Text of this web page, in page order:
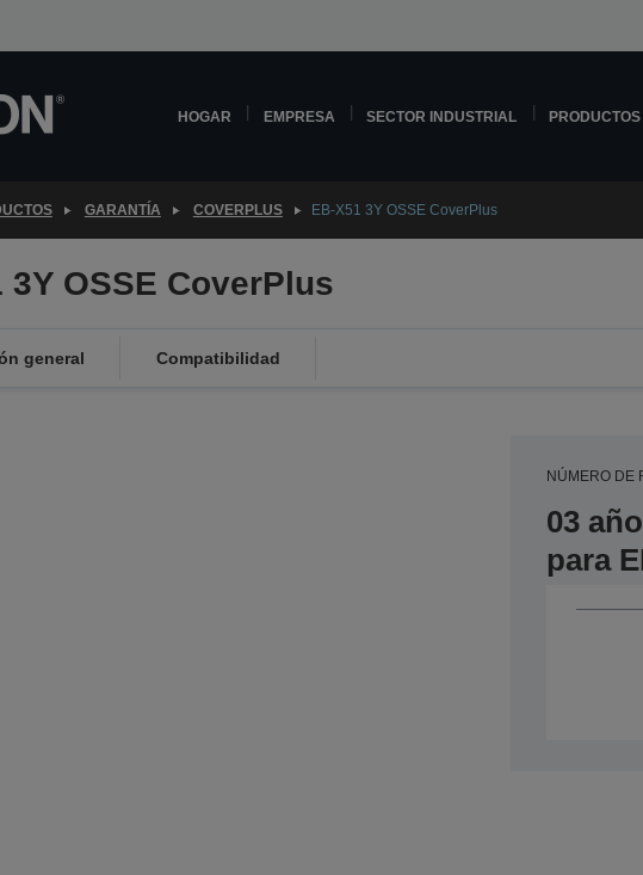
HOGAR EMPRESA SECTOR INDUSTRIAL PRODUCTOS
GARANTÍA COVERPLUS EB-X51 3Y OSSE CoverPlus
3Y OSSE CoverPlus
general Compatibilidad
NÚMERO DE
03
para